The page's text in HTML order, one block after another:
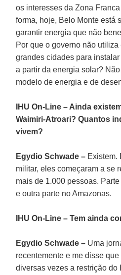
os interesses da Zona
forma, hoje, Belo Monte está
garantir energia que não
Por que o governo não
grandes cidades para
a partir da energia solar?
modelo de energia e de
IHU On-Line – Ainda
Waimiri-Atroari? Quantos
vivem?
Egydio Schwade – Existem.
militar, eles começaram a se
mais de 1.000 pessoas.
e outra parte no Amazonas.
IHU On-Line – Tem ainda
Egydio Schwade – Uma
recentemente e me disse
diversas vezes a restrição do